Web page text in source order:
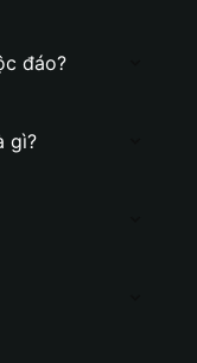
đáo?
gì?